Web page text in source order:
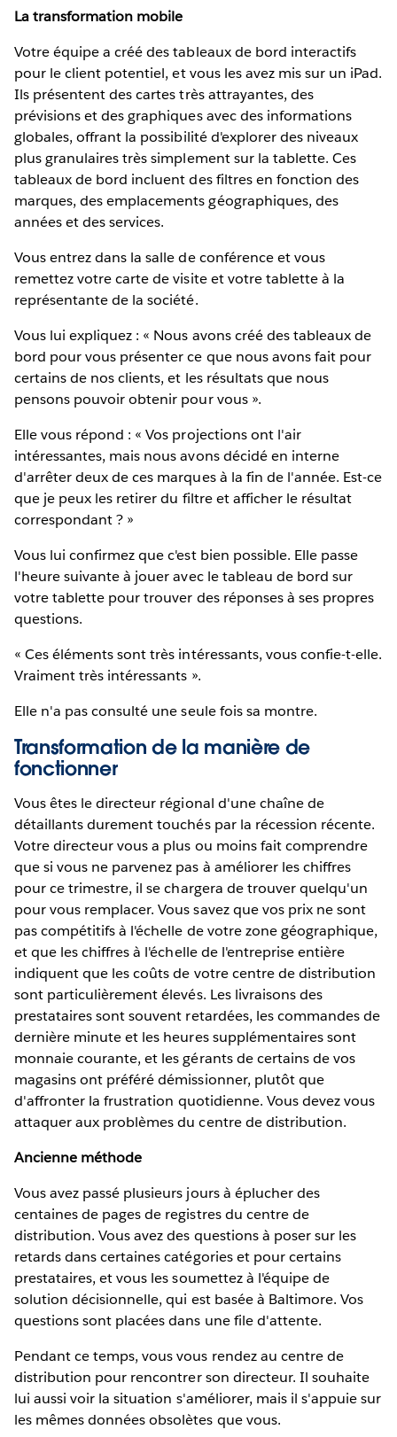
La transformation mobile
Votre équipe a créé des tableaux de bord interactifs
pour le client potentiel, et vous les avez mis sur un iPad.
Ils présentent des cartes très attrayantes, des
prévisions et des graphiques avec des informations
globales, offrant la possibilité d'explorer des niveaux
plus granulaires très simplement sur la tablette. Ces
tableaux de bord incluent des filtres en fonction des
marques, des emplacements géographiques, des
années et des services.
Vous entrez dans la salle de conférence et vous
remettez votre carte de visite et votre tablette à la
représentante de la société.
Vous lui expliquez : « Nous avons créé des tableaux de
bord pour vous présenter ce que nous avons fait pour
certains de nos clients, et les résultats que nous
pensons pouvoir obtenir pour vous ».
Elle vous répond : « Vos projections ont l'air
intéressantes, mais nous avons décidé en interne
d'arrêter deux de ces marques à la fin de l'année. Est-ce
que je peux les retirer du filtre et afficher le résultat
correspondant ? »
Vous lui confirmez que c'est bien possible. Elle passe
l'heure suivante à jouer avec le tableau de bord sur
votre tablette pour trouver des réponses à ses propres
questions.
« Ces éléments sont très intéressants, vous confie-t-elle.
Vraiment très intéressants ».
Elle n'a pas consulté une seule fois sa montre.
Transformation de la manière de
fonctionner
Vous êtes le directeur régional d'une chaîne de
détaillants durement touchés par la récession récente.
Votre directeur vous a plus ou moins fait comprendre
que si vous ne parvenez pas à améliorer les chiffres
pour ce trimestre, il se chargera de trouver quelqu'un
pour vous remplacer. Vous savez que vos prix ne sont
pas compétitifs à l'échelle de votre zone géographique,
et que les chiffres à l'échelle de l'entreprise entière
indiquent que les coûts de votre centre de distribution
sont particulièrement élevés. Les livraisons des
prestataires sont souvent retardées, les commandes de
dernière minute et les heures supplémentaires sont
monnaie courante, et les gérants de certains de vos
magasins ont préféré démissionner, plutôt que
d'affronter la frustration quotidienne. Vous devez vous
attaquer aux problèmes du centre de distribution.
Ancienne méthode
Vous avez passé plusieurs jours à éplucher des
centaines de pages de registres du centre de
distribution. Vous avez des questions à poser sur les
retards dans certaines catégories et pour certains
prestataires, et vous les soumettez à l'équipe de
solution décisionnelle, qui est basée à Baltimore. Vos
questions sont placées dans une file d'attente.
Pendant ce temps, vous vous rendez au centre de
distribution pour rencontrer son directeur. Il souhaite
lui aussi voir la situation s'améliorer, mais il s'appuie sur
les mêmes données obsolètes que vous.